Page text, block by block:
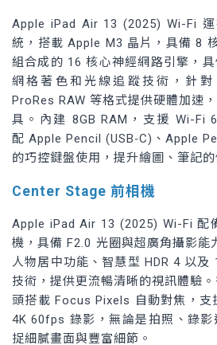
Apple iPad Air 13 (2025) Wi-Fi
統，搭載 Apple M3 晶片，具備 8
組合成的 16 核心神經網路引擎，
網格著色和光線追蹤技術，針對
ProRes RAW 等格式提供硬體加速
具。內建 8GB RAM，支援 Wi-Fi
配 Apple Pencil (USB‑C)、Apple
的巧控鍵盤使用，提升繪圖、筆記的
Center Stage 前相機
Apple iPad Air 13 (2025) Wi-Fi 配
機，具備 F2.0 光圈與超廣角攝影
人物居中功能、智慧型 HDR 4 以及
技術，提供更流暢清晰的視訊體驗
頭搭載 Focus Pixels 自動對焦，支
4K 60fps 錄影，無論是拍照、錄
捉細膩畫面與豐富細節。